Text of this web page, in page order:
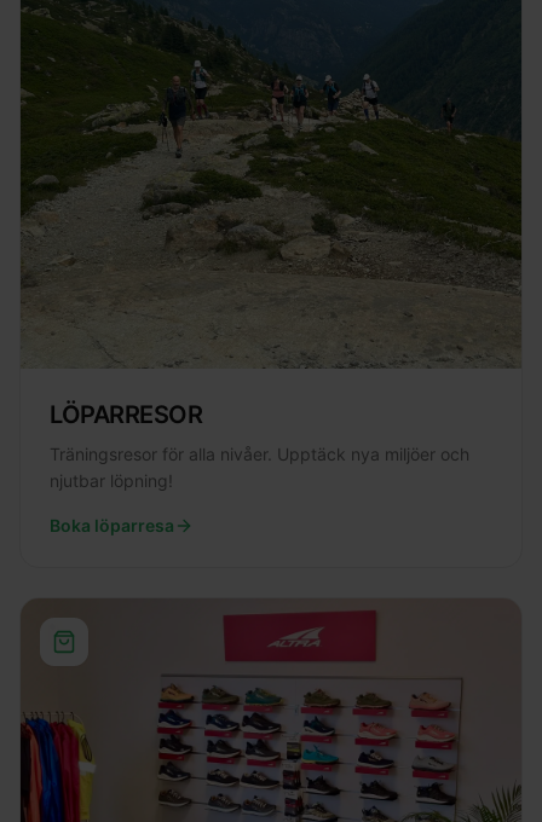
LÖPARRESOR
Träningsresor för alla nivåer. Upptäck nya miljöer och
njutbar löpning!
Boka löparresa